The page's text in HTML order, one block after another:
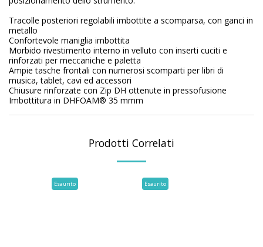
Tracolle posteriori regolabili imbottite a scomparsa, con ganci in
metallo
Confortevole maniglia imbottita
Morbido rivestimento interno in velluto con inserti cuciti e
rinforzati per meccaniche e paletta
Ampie tasche frontali con numerosi scomparti per libri di
musica, tablet, cavi ed accessori
Chiusure rinforzate con Zip DH ottenute in pressofusione
Imbottitura in DHFOAM® 35 mmm
Prodotti Correlati
Esaurito Esaurito